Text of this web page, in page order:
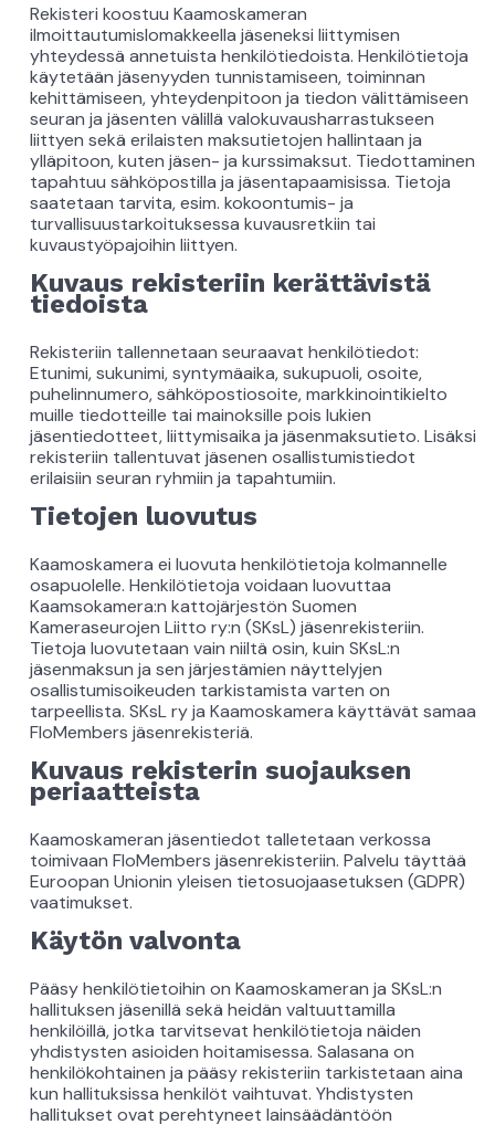
Rekisteri koostuu Kaamoskameran
ilmoittautumislomakkeella jäseneksi liittymisen
yhteydessä annetuista henkilötiedoista. Henkilötietoja
käytetään jäsenyyden tunnistamiseen, toiminnan
kehittämiseen, yhteydenpitoon ja tiedon välittämiseen
seuran ja jäsenten välillä valokuvausharrastukseen
liittyen sekä erilaisten maksutietojen hallintaan ja
ylläpitoon, kuten jäsen- ja kurssimaksut. Tiedottaminen
tapahtuu sähköpostilla ja jäsentapaamisissa. Tietoja
saatetaan tarvita, esim. kokoontumis- ja
turvallisuustarkoituksessa kuvausretkiin tai
kuvaustyöpajoihin liittyen.
Kuvaus rekisteriin kerättävistä
tiedoista
Rekisteriin tallennetaan seuraavat henkilötiedot:
Etunimi, sukunimi, syntymäaika, sukupuoli, osoite,
puhelinnumero, sähköpostiosoite, markkinointikielto
muille tiedotteille tai mainoksille pois lukien
jäsentiedotteet, liittymisaika ja jäsenmaksutieto. Lisäksi
rekisteriin tallentuvat jäsenen osallistumistiedot
erilaisiin seuran ryhmiin ja tapahtumiin.
Tietojen luovutus
Kaamoskamera ei luovuta henkilötietoja kolmannelle
osapuolelle. Henkilötietoja voidaan luovuttaa
Kaamsokamera:n kattojärjestön Suomen
Kameraseurojen Liitto ry:n (SKsL) jäsenrekisteriin.
Tietoja luovutetaan vain niiltä osin, kuin SKsL:n
jäsenmaksun ja sen järjestämien näyttelyjen
osallistumisoikeuden tarkistamista varten on
tarpeellista. SKsL ry ja Kaamoskamera käyttävät samaa
FloMembers jäsenrekisteriä.
Kuvaus rekisterin suojauksen
periaatteista
Kaamoskameran jäsentiedot talletetaan verkossa
toimivaan FloMembers jäsenrekisteriin. Palvelu täyttää
Euroopan Unionin yleisen tietosuojaasetuksen (GDPR)
vaatimukset.
Käytön valvonta
Pääsy henkilötietoihin on Kaamoskameran ja SKsL:n
hallituksen jäsenillä sekä heidän valtuuttamilla
henkilöillä, jotka tarvitsevat henkilötietoja näiden
yhdistysten asioiden hoitamisessa. Salasana on
henkilökohtainen ja pääsy rekisteriin tarkistetaan aina
kun hallituksissa henkilöt vaihtuvat. Yhdistysten
hallitukset ovat perehtyneet lainsäädäntöön